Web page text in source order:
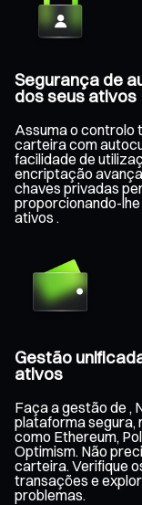
Segurança de
dos seus ativos
Assuma o controlo
carteira com
facilidade de
encriptação
chaves privadas
proporcionando-
ativos .
Gestão
ativos
Faça a gestão de ,
plataforma segura,
como Ethereum,
Optimism. Não
carteira. Verifique
transações e
problemas.